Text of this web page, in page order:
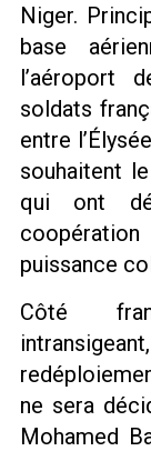
Niger.
base
l’aéroport
soldats
entre
souhaitent
qui ont
puissance
Côté
ne sera
Mohamed